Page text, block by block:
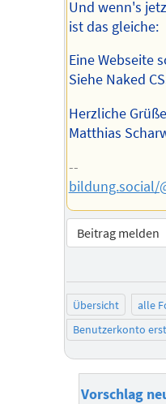
Und wenn's
ist das gleiche:
Eine Webseite
Siehe Naked
Herzliche Grüße
Matthias
--
bildung.social/
Beitrag melden
Übersicht alle
Benutzerkonto
Vorschlag